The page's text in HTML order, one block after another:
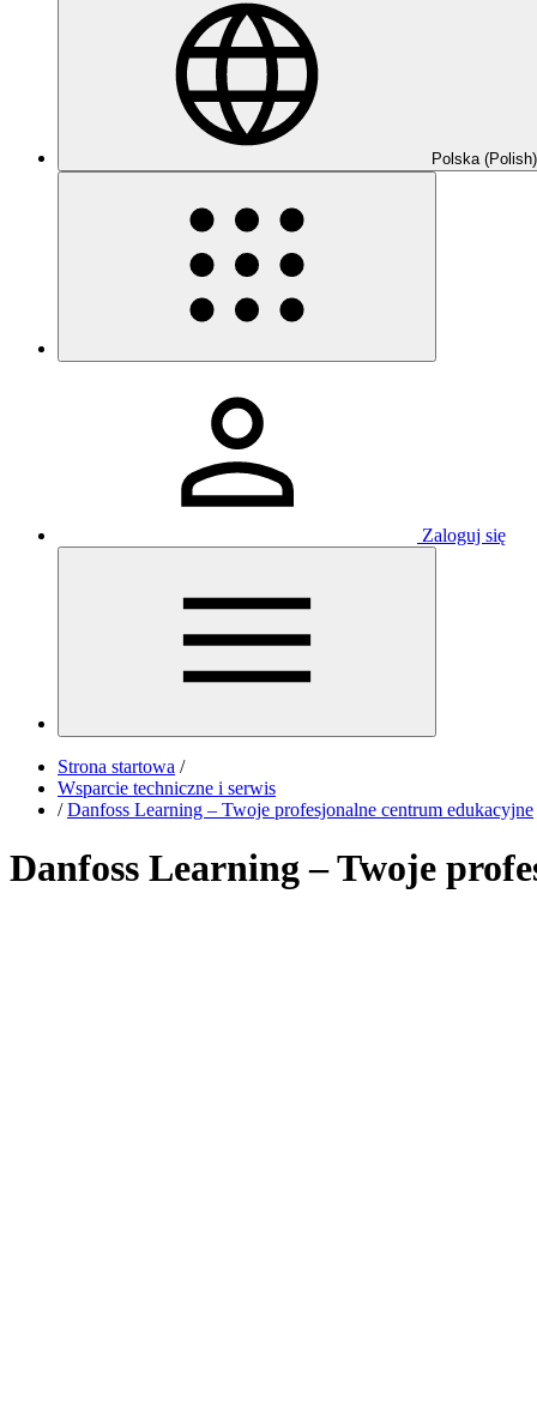
Polska (Polish)
Zaloguj się
Strona startowa /
Wsparcie techniczne i serwis
/ Danfoss Learning – Twoje profesjonalne centrum edukacyjne
Danfoss Learning – Twoje